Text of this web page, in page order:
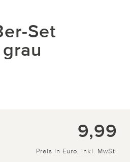
Set
9,99
Preis in Euro, inkl. MwSt.